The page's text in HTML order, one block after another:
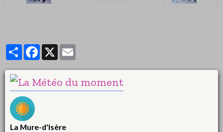
PartagerFacebook
X
La Mure-d'Isère